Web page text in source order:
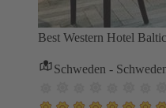
Best Western Hotel Baltic
Schweden -